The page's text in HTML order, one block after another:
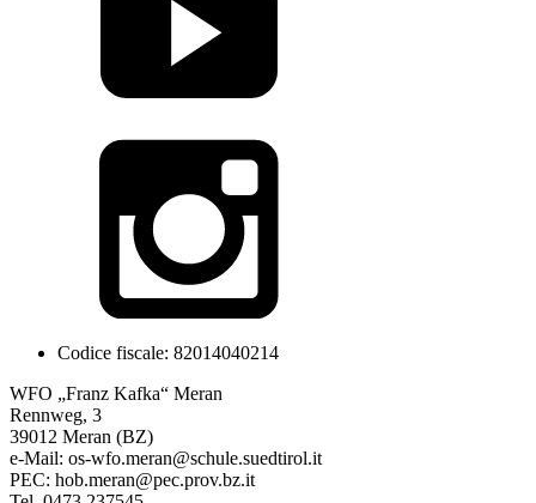
Codice fiscale: 82014040214
WFO „Franz Kafka“ Meran
Rennweg, 3
39012 Meran (BZ)
e-Mail: os-wfo.meran@schule.suedtirol.it
PEC: hob.meran@pec.prov.bz.it